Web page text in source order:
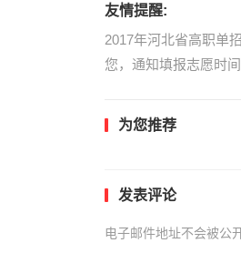
友情提醒:
2017年河北省高职单
您，通知填报志愿时
为您推荐
发表评论
电子邮件地址不会被公开